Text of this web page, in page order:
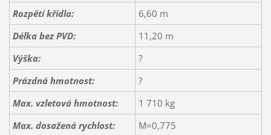
Rozpětí křídla:
6,60 m
Délka bez PVD:
11,20 m
Výška:
?
Prázdná hmotnost:
?
Max. vzletová hmotnost:
1 710 kg
Max. dosažená rychlost:
M=0,775